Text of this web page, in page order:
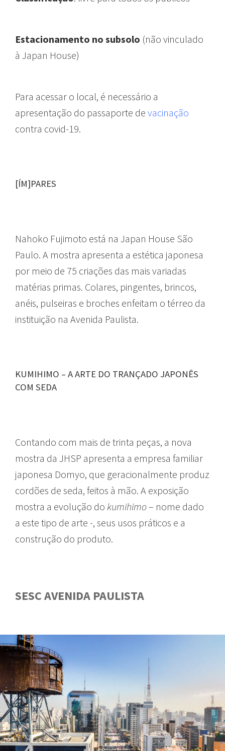
Estacionamento no subsolo (não vinculado
à Japan House)
Para acessar o local, é necessário a
apresentação do passaporte de vacinação
contra covid-19.
[ÍM]PARES
Nahoko Fujimoto está na Japan House São
Paulo. A mostra apresenta a estética japonesa
por meio de 75 criações das mais variadas
matérias primas. Colares, pingentes, brincos,
anéis, pulseiras e broches enfeitam o térreo da
instituição na Avenida Paulista.
KUMIHIMO – A ARTE DO TRANÇADO JAPONÊS
COM SEDA
Contando com mais de trinta peças, a nova
mostra da JHSP apresenta a empresa familiar
japonesa Domyo, que geracionalmente produz
cordões de seda, feitos à mão. A exposição
mostra a evolução do kumihimo– nome dado
a este tipo de arte -, seus usos práticos e a
construção do produto.
SESC AVENIDA PAULISTA